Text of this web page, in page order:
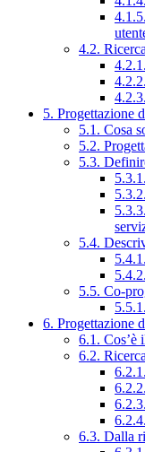
4.2.
5. Progettazione
5.1. Cosa
5.2.
5.3.
5.4.
5.5. Co-
6. Progettazione
6.1. Cos’è
6.2.
6.3. Dalla